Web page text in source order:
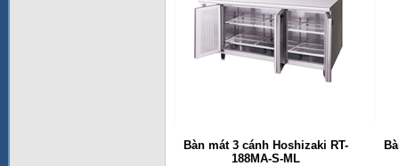
Bàn mát 3 cánh Hoshizaki RT-
188MA-S-ML